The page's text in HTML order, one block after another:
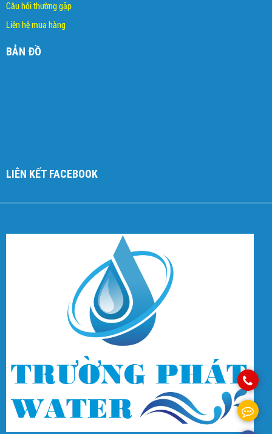
Câu hỏi thường gặp
Liên hệ mua hàng
BẢN ĐỒ
LIÊN KẾT FACEBOOK